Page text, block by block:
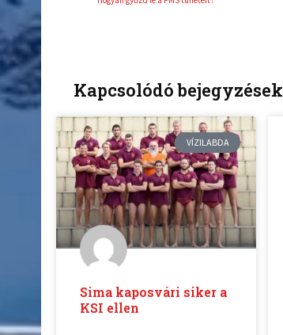
Kapcsolódó bejegyzések
VÍZILABDA
Sima kaposvári siker a
KSI ellen